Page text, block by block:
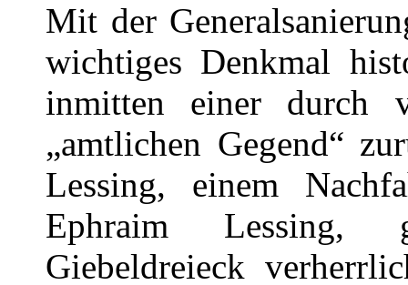
Mit der
wichtiges Denkmal
inmitten einer durch
„amtlichen Gegend“
Lessing, einem
Ephraim Lessing,
Giebeldreieck